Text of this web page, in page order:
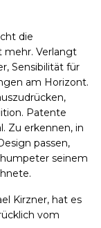
die
mehr. Verlangt
Sensibilität für
am Horizont.
Patente
Zu erkennen, in
passen,
seinem
Kirzner, hat es
vom